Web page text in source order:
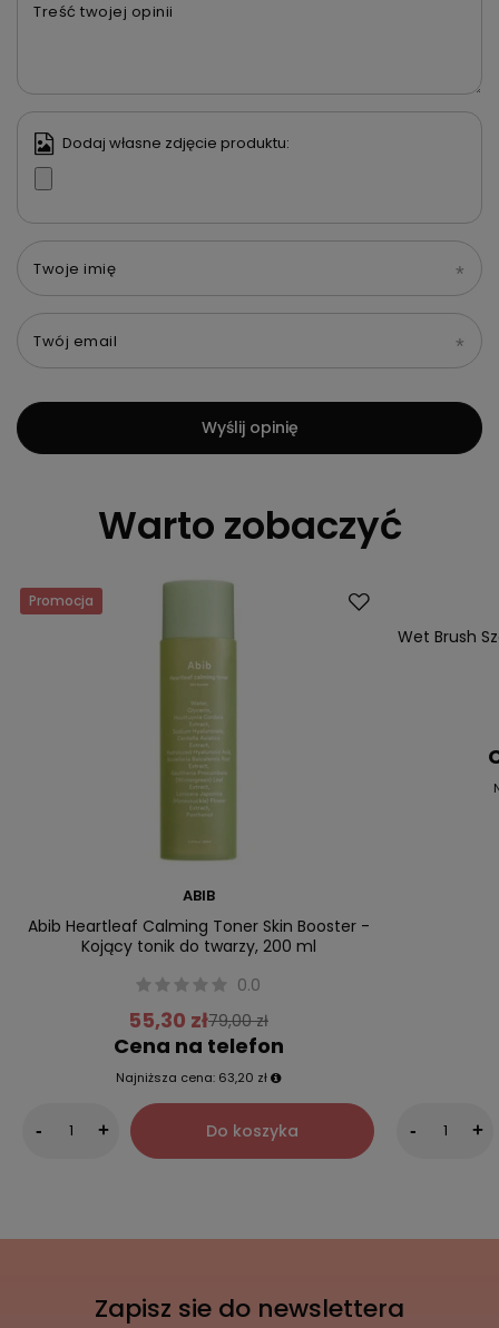
Treść twojej opinii
Dodaj własne zdjęcie produktu:
Twoje imię
Twój email
Wyślij opinię
Warto zobaczyć
Promocja
ABIB
Abib Heartleaf Calming Toner Skin Booster -
Kojący tonik do twarzy, 200 ml
0.0
55,30 zł79,00 zł
Cena na telefon
Najniższa cena: 63,20 zł
- + Do koszyka
Wet Brush
- +
Zapisz sie do newslettera